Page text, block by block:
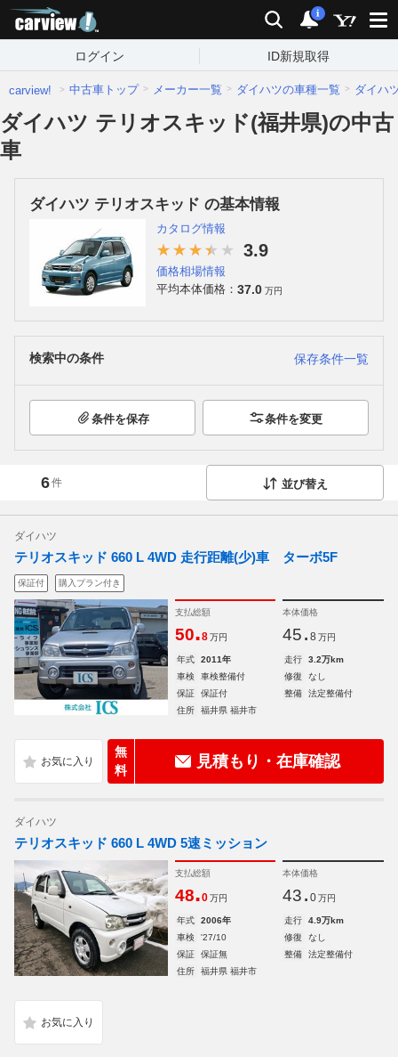
検索 通知
i
ログイン ID新規取得
carview! 中古車トップ メーカー一覧 ダイハツの車種一覧 ダイハ
ダイハツ テリオスキッド(福井県)の中古
車
ダイハツ テリオスキッド の基本情報
カタログ情報
3.9
価格相場情報
平均本体価格： 37.0 万円
検索中の条件 保存条件一覧
条件を保存 条件を変更
6件 並び替え
ダイハツ
テリオスキッド 660 L 4WD 走行距離(少)車 ターボ5F
保証付 購入プラン付き
支払総額
50.8 万円
本体価格
45. 8 万円
年式 2011年 走行
3.2万km
車検
車検整備付 修復
なし
保証
保証付 整備
法定整備付
住所
福井県 福井市
無
料
見積もり・在庫確認
ダイハツ
テリオスキッド 660 L 4WD 5速ミッション
支払総額
48.0 万円
本体価格
43. 0 万円
年式 2006年 走行
4.9万km
車検
'27/10 修復
なし
保証
保証無 整備
法定整備付
住所
福井県 福井市